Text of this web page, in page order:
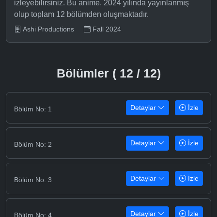
izleyebilirsiniz. Bu anime, 2024 yılında yayınlanmış
olup toplam 12 bölümden oluşmaktadır.
Ashi Productions Fall 2024
Bölümler ( 12 / 12)
Bölüm No: 1 Detaylar İzle
Bölüm No: 2 Detaylar İzle
Bölüm No: 3 Detaylar İzle
Bölüm No: 4 Detaylar İzle